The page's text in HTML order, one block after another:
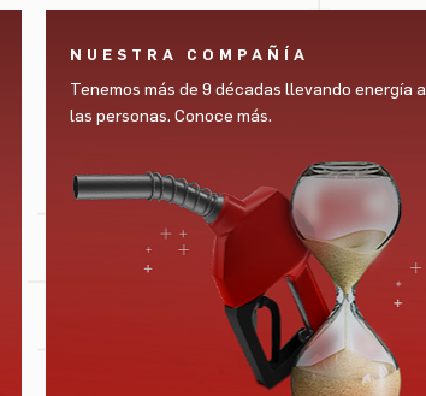
NUESTRA COMPAÑÍA
Tenemos más de 9 décadas llevando energía a
las personas. Conoce más.